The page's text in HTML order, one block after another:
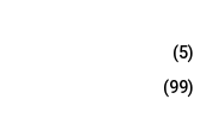
(5)
(99)